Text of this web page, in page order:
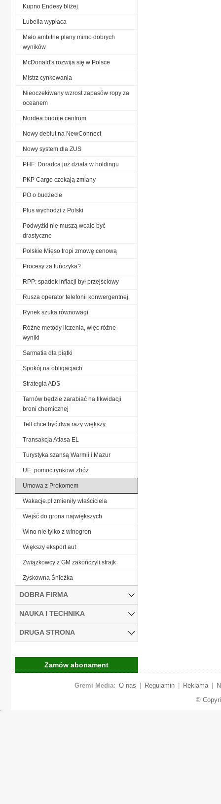
Kupno Endesy bliżej
Lubella wypłaca
Mało ambitne plany mimo dobrych
wyników
McDonald's rozwija się w Polsce
Mistrz cynkowania
Nieoczekiwany wzrost zapasów ropy za
oceanem
Nordea buduje centrum
Nowy debiut na NewConnect
Nowy system dla ZUS
PHF: Doradca już działa w holdingu
PKP Cargo czekają zmiany
PO o budżecie
Plus wychodzi z Polski
Podwyżki nie muszą wcale być
drastyczne
Polskie Mięso tropi zmowę cenową
Procesy za tuńczyka?
RPP: spadek inflacji był przejściowy
Rusza operator telefonii konwergentnej
Rynek szuka równowagi
Różne metody liczenia, więc różne
wyniki
Sarmatia dla piątki
Spokój na obligacjach
Strategia ADS
Tarnów będzie zarabiać na likwidacji
broni chemicznej
Tell chce być dwa razy większy
Transakcja Atlasa EL
Turystyka szansą Warmii i Mazur
UE: pomoc rynkowi zbóż
Umowa z Prokomem
Wakacje.pl zmieniły właściciela
Wejść do grona największych
Wino nie tylko z winogron
Większy eksport aut
Związkowcy z GM zakończyli strajk
Zyskowna Śnieżka
DOBRA FIRMA
NAUKA I TECHNIKA
DRUGA STRONA
Zamów abonament
Gremi Media: O nas Regulamin Reklama
©